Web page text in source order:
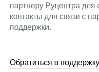
партнеру Руцентра для
контакты для связи с
поддержки.
Обратиться в поддержку